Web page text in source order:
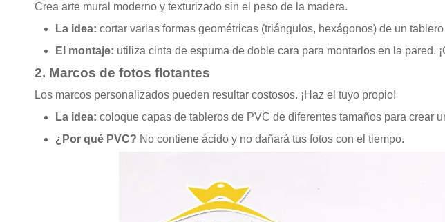
Crea arte mural moderno y texturizado sin el peso de la madera.
La idea: cortar varias formas geométricas (triángulos, hexágonos) de un
El montaje: utiliza cinta de espuma de doble cara para montarlos en la pared.
2. Marcos de fotos flotantes
Los marcos personalizados pueden resultar costosos. ¡Haz el tuyo propio!
La idea: coloque capas de tableros de PVC de diferentes tamaños para crear
¿Por qué PVC? No contiene ácido y no dañará tus fotos con el tiempo.